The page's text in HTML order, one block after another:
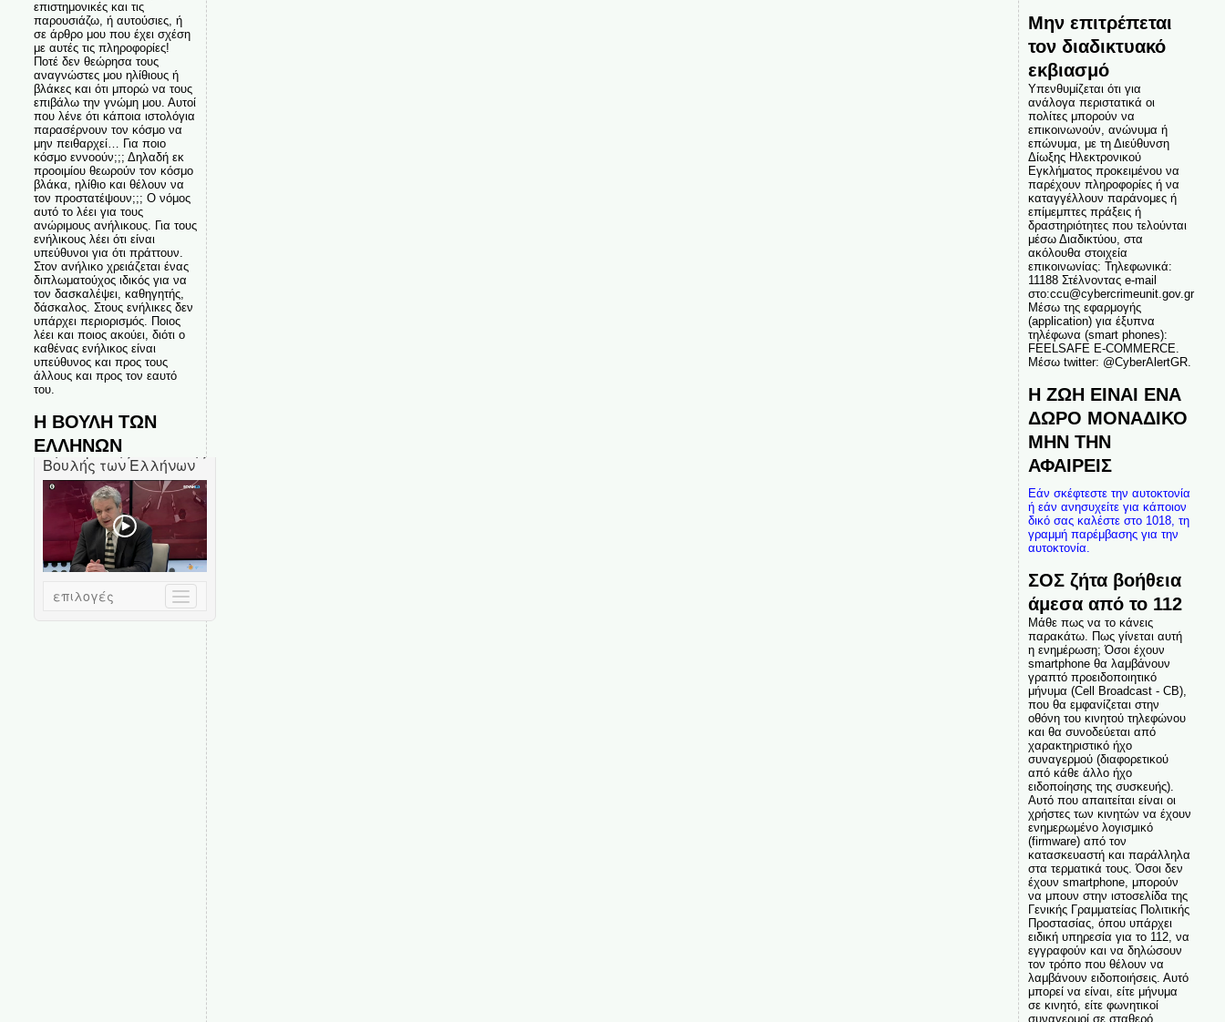
επιστημονικές και τις
παρουσιάζω, ή αυτούσιες, ή
σε άρθρο μου που έχει σχέση
με αυτές τις πληροφορίες!
Ποτέ δεν θεώρησα τους
αναγνώστες μου ηλίθιους ή
βλάκες και ότι μπορώ να τους
επιβάλω την γνώμη μου. Αυτοί
που λένε ότι κάποια ιστολόγια
παρασέρνουν τον κόσμο να
μην πειθαρχεί… Για ποιο
κόσμο εννοούν;;; Δηλαδή εκ
προοιμίου θεωρούν τον κόσμο
βλάκα, ηλίθιο και θέλουν να
τον προστατέψουν;;; Ο νόμος
αυτό το λέει για τους
ανώριμους ανήλικους. Για τους
ενήλικους λέει ότι είναι
υπεύθυνοι για ότι πράττουν.
Στον ανήλικο χρειάζεται ένας
διπλωματούχος ιδικός για να
τον δασκαλέψει, καθηγητής,
δάσκαλος. Στους ενήλικες δεν
υπάρχει περιορισμός. Ποιος
λέει και ποιος ακούει, διότι ο
καθένας ενήλικος είναι
υπεύθυνος και προς τους
άλλους και προς τον εαυτό
του.
Η ΒΟΥΛΗ ΤΩΝ
ΕΛΛΗΝΩΝ
Μην επιτρέπεται
τον διαδικτυακό
εκβιασμό
Υπενθυμίζεται ότι για
ανάλογα περιστατικά οι
πολίτες μπορούν να
επικοινωνούν, ανώνυμα ή
επώνυμα, με τη Διεύθυνση
Δίωξης Ηλεκτρονικού
Εγκλήματος προκειμένου να
παρέχουν πληροφορίες ή να
καταγγέλλουν παράνομες ή
επίμεμπτες πράξεις ή
δραστηριότητες που τελούνται
μέσω Διαδικτύου, στα
ακόλουθα στοιχεία
επικοινωνίας: Τηλεφωνικά:
11188 Στέλνοντας e-mail
στο:ccu@cybercrimeunit.gov.gr
Μέσω της εφαρμογής
(application) για έξυπνα
τηλέφωνα (smart phones):
FEELSAFE E-COMMERCE.
Μέσω twitter: @CyberAlertGR.
Η ΖΩΗ ΕΙΝΑΙ ΕΝΑ
ΔΩΡΟ ΜΟΝΑΔΙΚΟ
ΜΗΝ ΤΗΝ
ΑΦΑΙΡΕΙΣ
Εάν σκέφτεστε την αυτοκτονία
ή εάν ανησυχείτε για κάποιον
δικό σας καλέστε στο 1018, τη
γραμμή παρέμβασης για την
αυτοκτονία.
ΣΟΣ ζήτα βοήθεια
άμεσα από το 112
Μάθε πως να το κάνεις
παρακάτω. Πως γίνεται αυτή
η ενημέρωση; Όσοι έχουν
smartphone θα λαμβάνουν
γραπτό προειδοποιητικό
μήνυμα (Cell Broadcast - CB),
που θα εμφανίζεται στην
οθόνη του κινητού τηλεφώνου
και θα συνοδεύεται από
χαρακτηριστικό ήχο
συναγερμού (διαφορετικού
από κάθε άλλο ήχο
ειδοποίησης της συσκευής).
Αυτό που απαιτείται είναι οι
χρήστες των κινητών να έχουν
ενημερωμένο λογισμικό
(firmware) από τον
κατασκευαστή και παράλληλα
στα τερματικά τους. Όσοι δεν
έχουν smartphone, μπορούν
να μπουν στην ιστοσελίδα της
Γενικής Γραμματείας Πολιτικής
Προστασίας, όπου υπάρχει
ειδική υπηρεσία για το 112, να
εγγραφούν και να δηλώσουν
τον τρόπο που θέλουν να
λαμβάνουν ειδοποιήσεις. Αυτό
μπορεί να είναι, είτε μήνυμα
σε κινητό, είτε φωνητικοί
συναγερμοί σε σταθερό